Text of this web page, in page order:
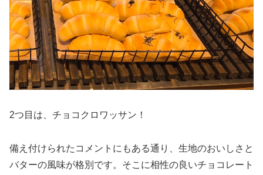
2つ目は、チョコクロワッサン！
備え付けられたコメントにもある通り、生地のおいしさと
バターの風味が格別です。そこに相性の良いチョコレート